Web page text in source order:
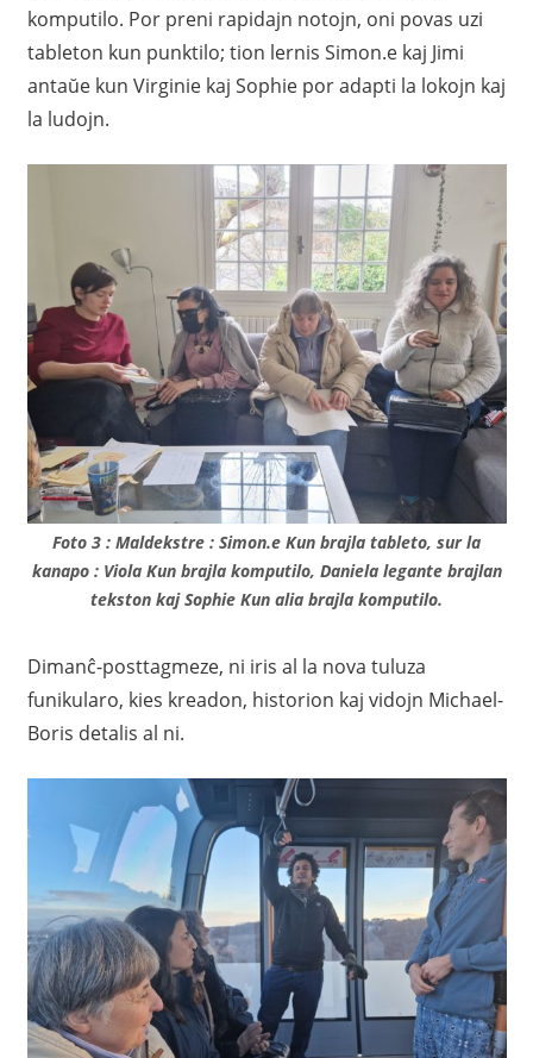
komputilo. Por preni rapidajn notojn, oni povas uzi
tableton kun punktilo; tion lernis Simon.e kaj Jimi
antaŭe kun Virginie kaj Sophie por adapti la lokojn kaj
la ludojn.
Foto 3 : Maldekstre : Simon.e Kun brajla tableto, sur la
kanapo : Viola Kun brajla komputilo, Daniela legante brajlan
tekston kaj Sophie Kun alia brajla komputilo.
Dimanĉ-posttagmeze, ni iris al la nova tuluza
funikularo, kies kreadon, historion kaj vidojn Michael-
Boris detalis al ni.